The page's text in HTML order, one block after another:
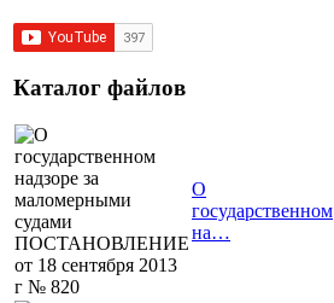
Каталог файлов
О
государственном
на…